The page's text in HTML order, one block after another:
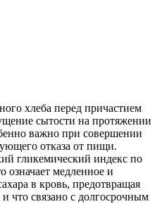
хлеба перед причастием
сытости на протяжении
важно при совершении
отказа от пищи.
гликемический индекс по
означает медленное и
в кровь, предотвращая
что связано с долгосрочным